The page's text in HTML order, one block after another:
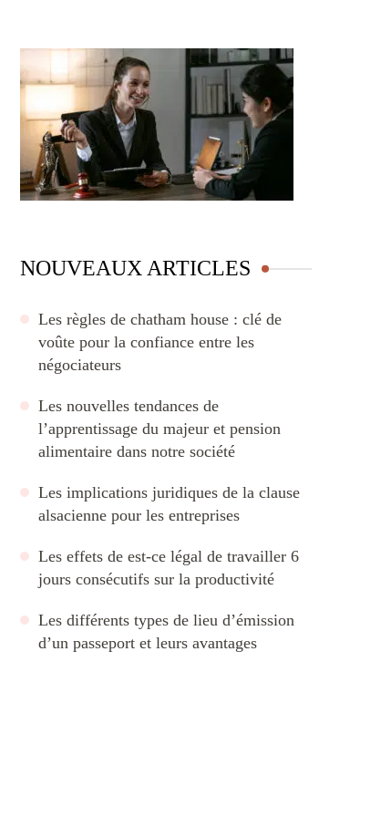
NOUVEAUX ARTICLES
Les règles de chatham house : clé de
voûte pour la confiance entre les
négociateurs
Les nouvelles tendances de
l’apprentissage du majeur et pension
alimentaire dans notre société
Les implications juridiques de la clause
alsacienne pour les entreprises
Les effets de est-ce légal de travailler 6
jours consécutifs sur la productivité
Les différents types de lieu d’émission
d’un passeport et leurs avantages